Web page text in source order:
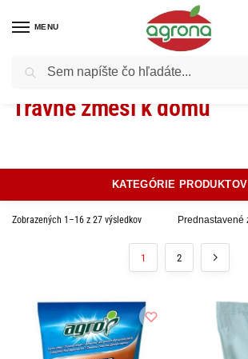
MENU
Domov Trávny program / Trávne zmesi k domu
Trávne zmesi k domu
KATEGÓRIE PRODUKTOV
Zobrazených 1–16 z 27 výsledkov
1 2